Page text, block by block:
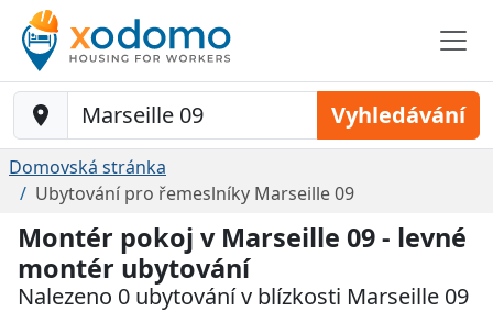
Baustelle-Location Vyhledávání
Domovská stránka
Ubytování pro řemeslníky Marseille 09
Montér pokoj v Marseille 09 - levné
montér ubytování
Nalezeno 0 ubytování v blízkosti Marseille 09